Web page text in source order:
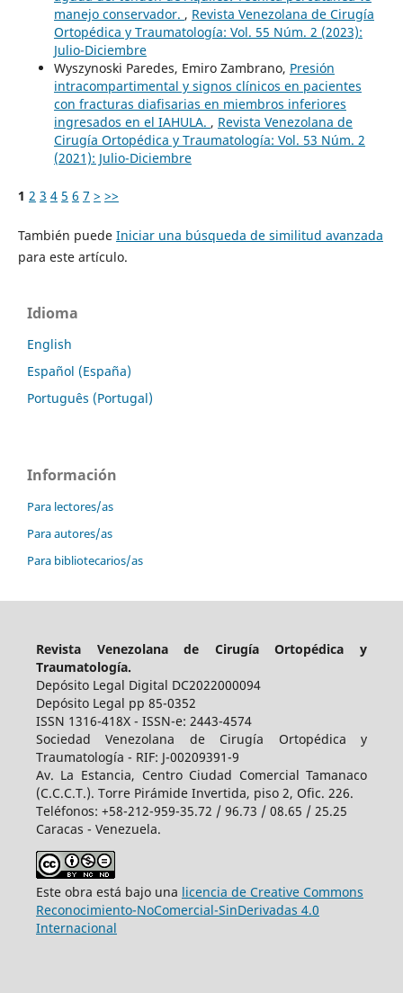
manejo conservador. , Revista Venezolana de Cirugía
Ortopédica y Traumatología: Vol. 55 Núm. 2 (2023):
Julio-Diciembre
Wyszynoski Paredes, Emiro Zambrano, Presión
intracompartimental y signos clínicos en pacientes
con fracturas diafisarias en miembros inferiores
ingresados en el IAHULA. , Revista Venezolana de
Cirugía Ortopédica y Traumatología: Vol. 53 Núm. 2
(2021): Julio-Diciembre
1 2 3 4 5 6 7 > >>
También puede Iniciar una búsqueda de similitud avanzada
para este artículo.
Idioma
English
Español (España)
Português (Portugal)
Información
Para lectores/as
Para autores/as
Para bibliotecarios/as
Revista Venezolana de Cirugía Ortopédica y
Traumatología.
Depósito Legal Digital DC2022000094
Depósito Legal pp 85-0352
ISSN 1316-418X - ISSN-e: 2443-4574
Sociedad Venezolana de Cirugía Ortopédica y
Traumatología - RIF: J-00209391-9
Av. La Estancia, Centro Ciudad Comercial Tamanaco
(C.C.C.T.). Torre Pirámide Invertida, piso 2, Ofic. 226.
Teléfonos: +58-212-959-35.72 / 96.73 / 08.65 / 25.25
Caracas - Venezuela.
Este obra está bajo una licencia de Creative Commons
Reconocimiento-NoComercial-SinDerivadas 4.0
Internacional